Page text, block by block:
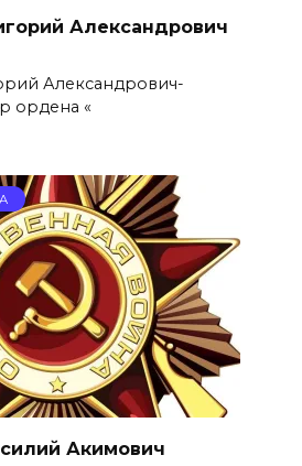
Александро­вич
Александро­вич-
ордена «
Акимович